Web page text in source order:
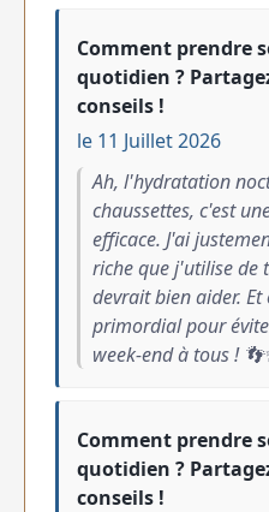
Comment prendre
quotidien ?
conseils !
le 11 Juillet 2026
Ah, l'hydratation
chaussettes, c'est
efficace. J'ai
riche que j'utilise de
devrait bien aider. Et
primordial pour
week-end à tous !
Comment prendre
quotidien ?
conseils !